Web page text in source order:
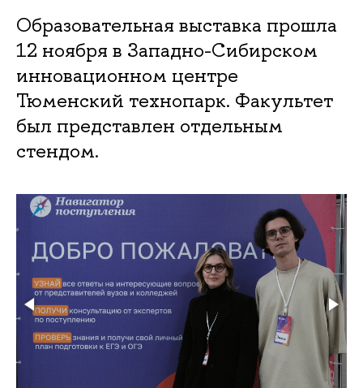
Образовательная выставка прошла
12 ноября в Западно-Сибирском
инновационном центре
Тюменский технопарк. Факультет
был представлен отдельным
стендом.